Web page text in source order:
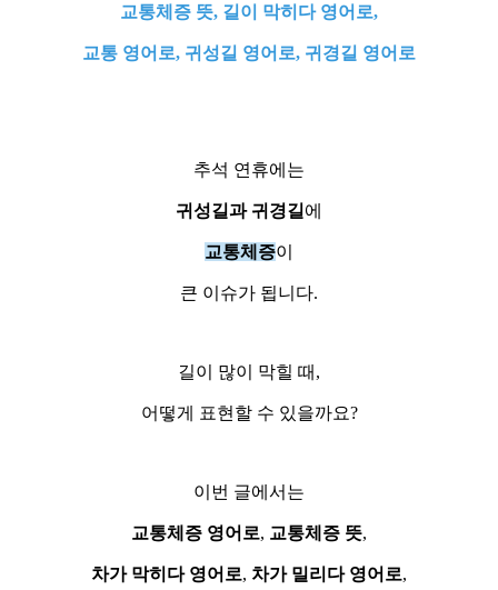
교통체증 뜻, 길이 막히다 영어로,
교통 영어로, 귀성길 영어로, 귀경길 영어로
추석 연휴에는
귀성길과 귀경길 에
교통체증이
큰 이슈가 됩니다.
길이 많이 막힐 때,
어떻게 표현할 수 있을까요?
이번 글에서는
교통체증 영어로, 교통체증 뜻,
차가 막히다 영어로, 차가 밀리다 영어로,